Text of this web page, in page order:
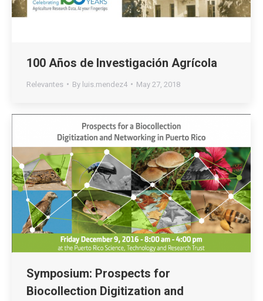
100 Años de Investigación Agrícola
Relevantes By luis.mendez4 May 27, 2018
Symposium: Prospects for
Biocollection Digitization and